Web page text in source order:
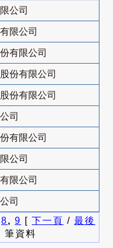
公司
限公司
有限公司
份有限公司
份有限公司
司
有限公司
公司
限公司
司
8, 9 [ 下一頁 / 最後
筆資料